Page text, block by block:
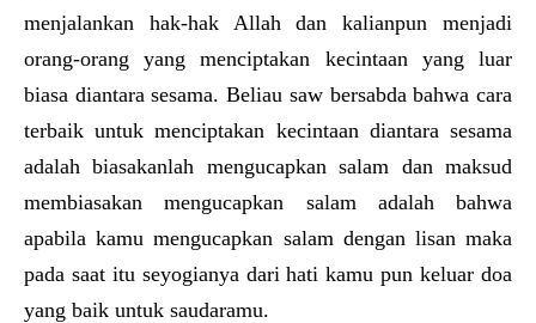
menjalankan hak-hak Allah dan kalianpun menjadi
orang-orang yang menciptakan kecintaan yang luar
biasa diantara sesama. Beliau saw bersabda bahwa cara
terbaik untuk menciptakan kecintaan diantara sesama
adalah biasakanlah mengucapkan salam dan maksud
membiasakan mengucapkan salam adalah bahwa
apabila kamu mengucapkan salam dengan lisan maka
pada saat itu seyogianya dari hati kamu pun keluar doa
yang baik untuk saudaramu.